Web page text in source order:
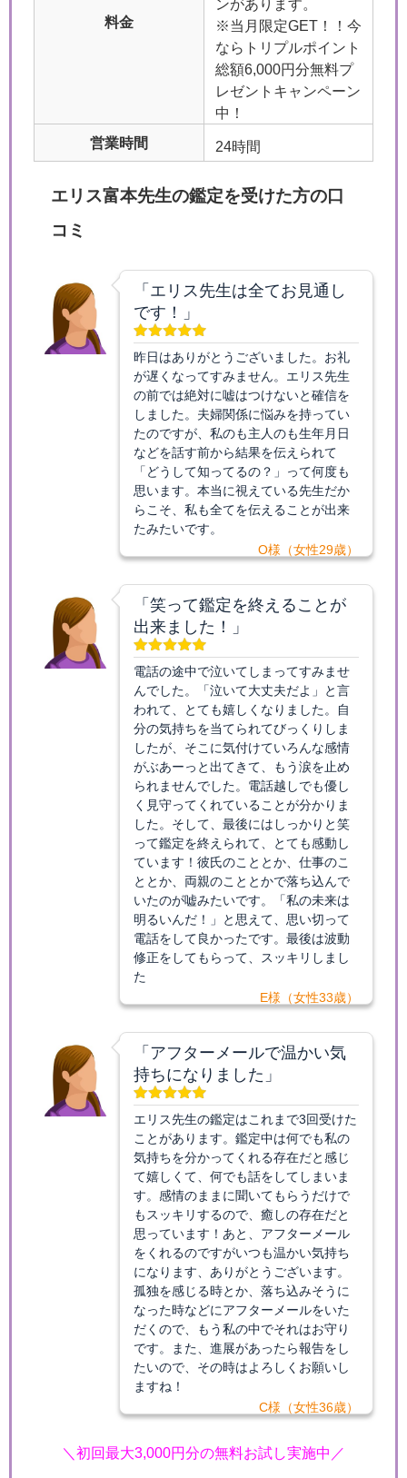
料金
ンがあります。
※当月限定GET！！今
ならトリプルポイント
総額6,000円分無料プ
レゼントキャンペーン
中！
営業時間 24時間
エリス富本先生の鑑定を受けた方の口
コミ
「エリス先生は全てお見通し
です！」
昨日はありがとうございました。お礼
が遅くなってすみません。エリス先生
の前では絶対に嘘はつけないと確信を
しました。夫婦関係に悩みを持ってい
たのですが、私のも主人のも生年月日
などを話す前から結果を伝えられて
「どうして知ってるの？」って何度も
思います。本当に視えている先生だか
らこそ、私も全てを伝えることが出来
たみたいです。
O様（女性29歳）
「笑って鑑定を終えることが
出来ました！」
電話の途中で泣いてしまってすみませ
んでした。「泣いて大丈夫だよ」と言
われて、とても嬉しくなりました。自
分の気持ちを当てられてびっくりしま
したが、そこに気付けていろんな感情
がぶあーっと出てきて、もう涙を止め
られませんでした。電話越しでも優し
く見守ってくれていることが分かりま
した。そして、最後にはしっかりと笑
って鑑定を終えられて、とても感動し
ています！彼氏のこととか、仕事のこ
ととか、両親のこととかで落ち込んで
いたのが嘘みたいです。「私の未来は
明るいんだ！」と思えて、思い切って
電話をして良かったです。最後は波動
修正をしてもらって、スッキリしまし
た
E様（女性33歳）
「アフターメールで温かい気
持ちになりました」
エリス先生の鑑定はこれまで3回受けた
ことがあります。鑑定中は何でも私の
気持ちを分かってくれる存在だと感じ
て嬉しくて、何でも話をしてしまいま
す。感情のままに聞いてもらうだけで
もスッキリするので、癒しの存在だと
思っています！あと、アフターメール
をくれるのですがいつも温かい気持ち
になります、ありがとうございます。
孤独を感じる時とか、落ち込みそうに
なった時などにアフターメールをいた
だくので、もう私の中でそれはお守り
です。また、進展があったら報告をし
たいので、その時はよろしくお願いし
ますね！
C様（女性36歳）
＼初回最大3,000円分の無料お試し実施中／